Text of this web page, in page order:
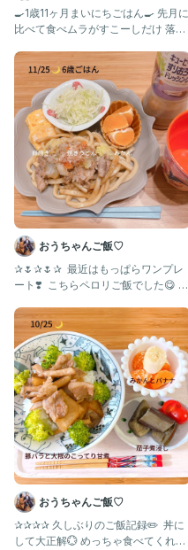
乳食 幼児食 | 簡単作りおき
🍳1歳11ヶ月まいにちごはん🍳 先月に
比べて食べムラがすこーしだけ 落ち
おうちゃんご飯♡
✰🌷✰🌷✰ ⁡ 最近はもっぱらワンプレ
ート❣️ ⁡ こちらペロリご飯でした😋 う
おうちゃんご飯♡
✰✰✰✰ 久しぶりのご飯記録✏️ ⁡ 丼に
して大正解💮 めっちゃ食べてくれ